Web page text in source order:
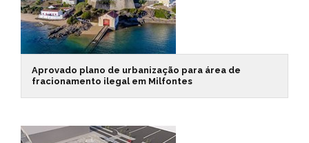
Aprovado plano de urbanização para área de
fracionamento ilegal em Milfontes